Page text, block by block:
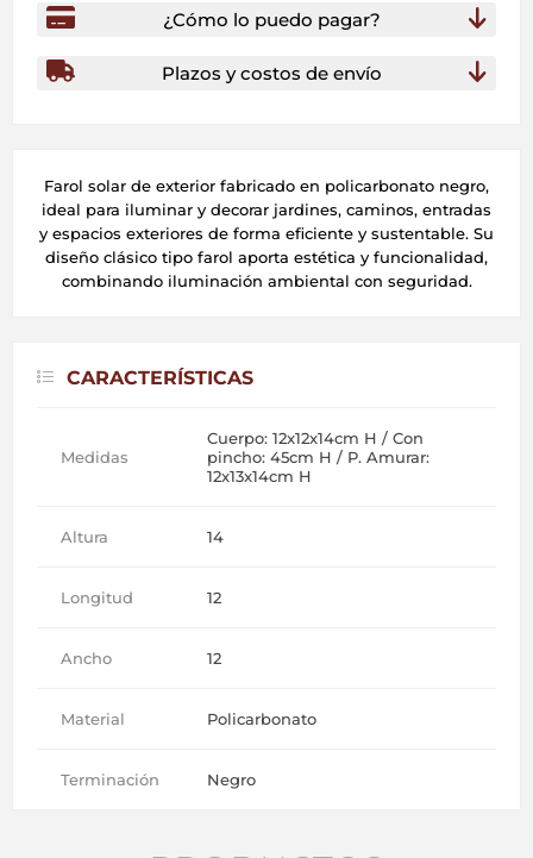
¿Cómo lo puedo pagar?
Plazos y costos de envío
Farol solar de exterior fabricado en policarbonato negro,
ideal para iluminar y decorar jardines, caminos, entradas
y espacios exteriores de forma eficiente y sustentable. Su
diseño clásico tipo farol aporta estética y funcionalidad,
combinando iluminación ambiental con seguridad.
CARACTERÍSTICAS
Medidas
Cuerpo: 12x12x14cm H / Con
pincho: 45cm H / P. Amurar:
12x13x14cm H
Altura 14
Longitud 12
Ancho 12
Material Policarbonato
Terminación Negro